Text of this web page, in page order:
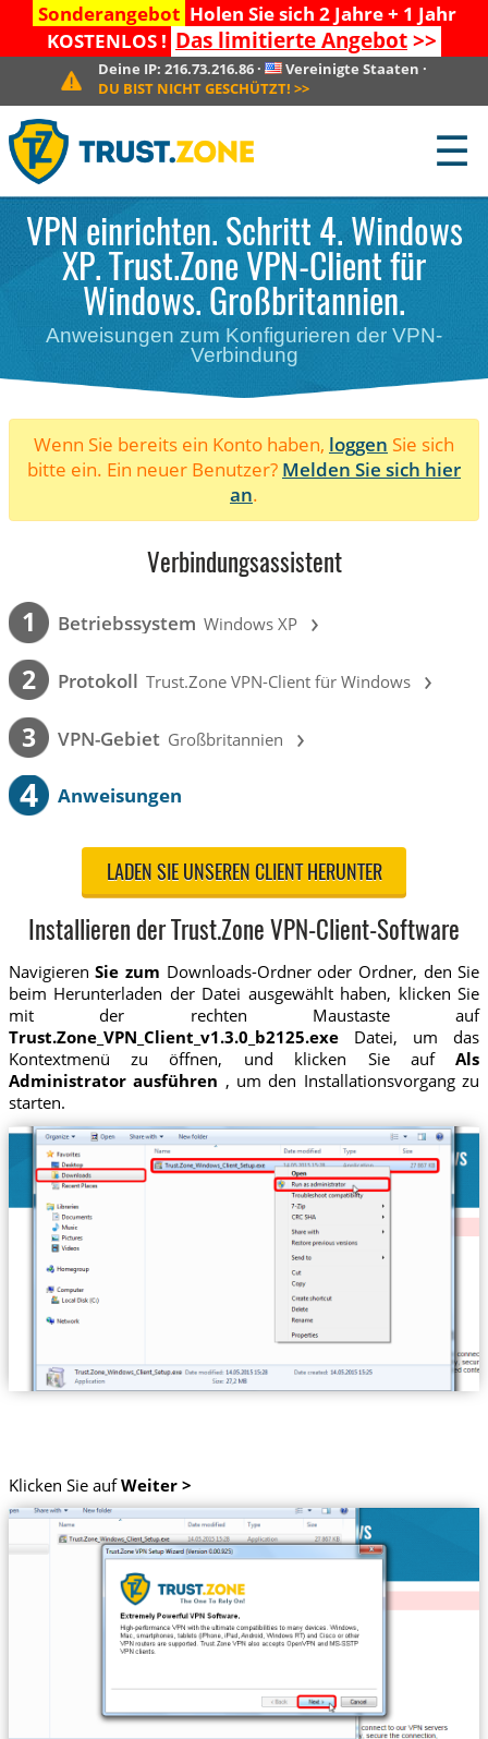
Sonderangebot Holen Sie sich 2 Jahre + 1 Jahr
KOSTENLOS ! Das limitierte Angebot>>
Deine IP:216.73.216.86 · Vereinigte Staaten ·
DU BIST NICHT GESCHÜTZT! >>
☰
VPN einrichten. Schritt 4. Windows
XP. Trust.Zone VPN-Client für
Windows. Großbritannien.
Anweisungen zum Konfigurieren der VPN-
Verbindung
Wenn Sie bereits ein Konto haben, loggen Sie sich
bitte ein. Ein neuer Benutzer? Melden Sie sich hier
an.
Verbindungsassistent
1 Betriebssystem Windows XP ›
2 Protokoll Trust.Zone VPN-Client für Windows ›
3 VPN-Gebiet Großbritannien ›
4 Anweisungen
LADEN SIE UNSEREN CLIENT HERUNTER
Installieren der Trust.Zone VPN-Client-Software
NavigierenSie zum Downloads-Ordner oder Ordner, den Sie
beim Herunterladen der Datei ausgewählt haben, klicken Sie
mit der rechten Maustaste auf
Trust.Zone_VPN_Client_v1.3.0_b2125.exeDatei, um das
Kontextmenü zu öffnen, und klicken Sie aufAls
Administrator ausführen , um den Installationsvorgang zu
starten.
Klicken Sie aufWeiter >